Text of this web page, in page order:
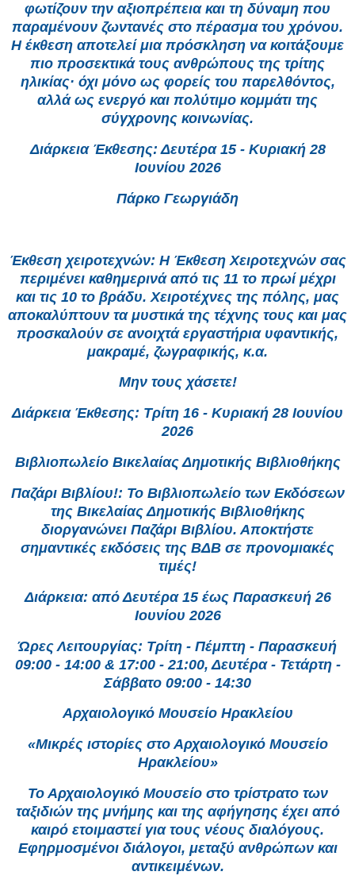
φωτίζουν την αξιοπρέπεια και τη δύναμη που
παραμένουν ζωντανές στο πέρασμα του χρόνου.
Η έκθεση αποτελεί μια πρόσκληση να κοιτάξουμε
πιο προσεκτικά τους ανθρώπους της τρίτης
ηλικίας· όχι μόνο ως φορείς του παρελθόντος,
αλλά ως ενεργό και πολύτιμο κομμάτι της
σύγχρονης κοινωνίας.
Διάρκεια Έκθεσης: Δευτέρα 15 - Κυριακή 28
Ιουνίου 2026
Πάρκο Γεωργιάδη
Έκθεση χειροτεχνών: Η Έκθεση Χειροτεχνών σας
περιμένει καθημερινά από τις 11 το πρωί μέχρι
και τις 10 το βράδυ. Χειροτέχνες της πόλης, μας
αποκαλύπτουν τα μυστικά της τέχνης τους και μας
προσκαλούν σε ανοιχτά εργαστήρια υφαντικής,
μακραμέ, ζωγραφικής, κ.α.
Μην τους χάσετε!
Διάρκεια Έκθεσης: Τρίτη 16 - Κυριακή 28 Ιουνίου
2026
Βιβλιοπωλείο Βικελαίας Δημοτικής Βιβλιοθήκης
Παζάρι Βιβλίου!: Το Βιβλιοπωλείο των Εκδόσεων
της Βικελαίας Δημοτικής Βιβλιοθήκης
διοργανώνει Παζάρι Βιβλίου. Αποκτήστε
σημαντικές εκδόσεις της ΒΔΒ σε προνομιακές
τιμές!
Διάρκεια: από Δευτέρα 15 έως Παρασκευή 26
Ιουνίου 2026
Ώρες Λειτουργίας: Τρίτη - Πέμπτη - Παρασκευή
09:00 - 14:00 & 17:00 - 21:00, Δευτέρα - Τετάρτη -
Σάββατο 09:00 - 14:30
Αρχαιολογικό Μουσείο Ηρακλείου
«Μικρές ιστορίες στο Αρχαιολογικό Μουσείο
Ηρακλείου»
Το Αρχαιολογικό Μουσείο στο τρίστρατο των
ταξιδιών της μνήμης και της αφήγησης έχει από
καιρό ετοιμαστεί για τους νέους διαλόγους.
Εφηρμοσμένοι διάλογοι, μεταξύ ανθρώπων και
αντικειμένων.